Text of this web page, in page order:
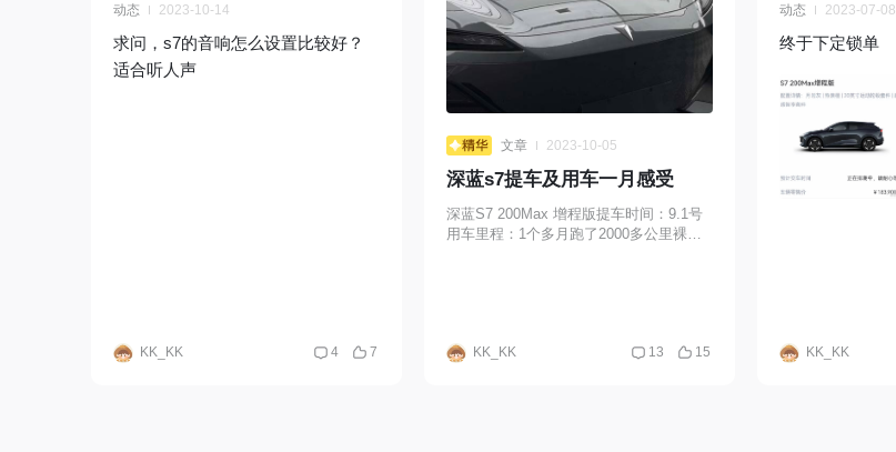
动态 2023-10-14
求问，s7的音响怎么设置比较好？
适合听人声
KK_KK 4 7
文章 2023-10-05
深蓝s7提车及用车一月感受
深蓝S7 200Max 增程版提车时间：9.1号
用车里程：1个多月跑了2000多公里裸车
KK_KK 13 15
动态 2023-07-08
终于下定锁单
KK_KK